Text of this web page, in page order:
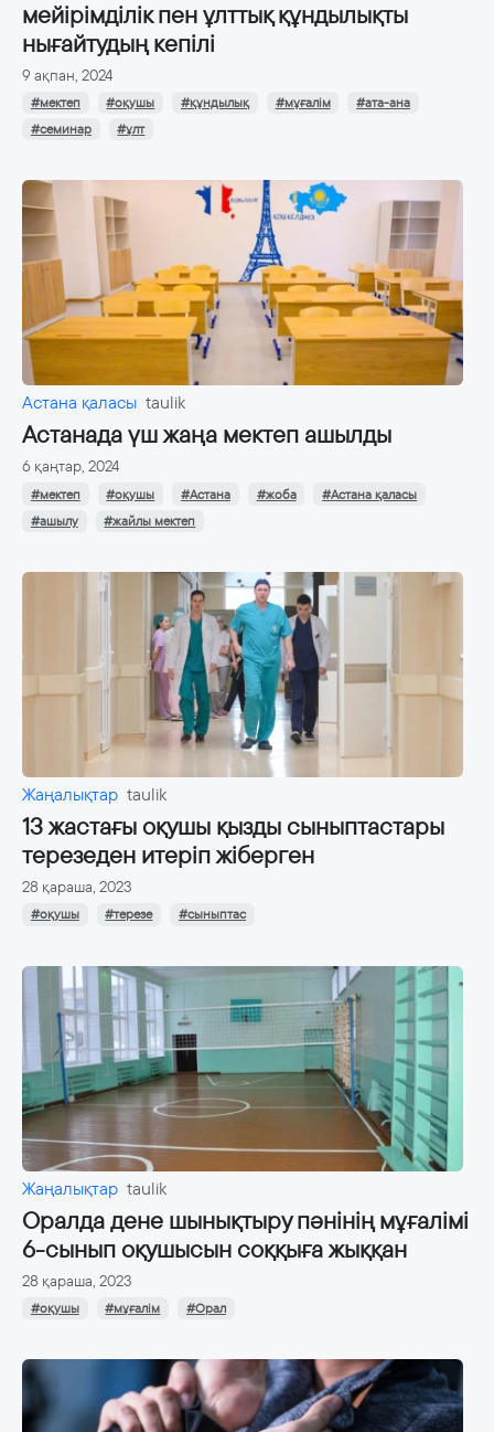
мейірімділік пен ұлттық құндылықты
нығайтудың кепілі
9 ақпан, 2024
#мектеп #оқушы #құндылық #мұғалім
#ата-ана
#семинар
#ұлт
Астана қаласы taulik
Астанада үш жаңа мектеп ашылды
6 қаңтар, 2024
#мектеп #оқушы #Астана #жоба
#Астана қаласы
#ашылу
#жайлы мектеп
Жаңалықтар taulik
13 жастағы оқушы қызды сыныптастары
терезеден итеріп жіберген
28 қараша, 2023
#оқушы #терезе #сыныптас
Жаңалықтар taulik
Оралда дене шынықтыру пәнінің мұғалімі
6-сынып оқушысын соққыға жыққан
28 қараша, 2023
#оқушы #мұғалім #Орал